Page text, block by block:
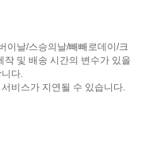
이날/스승의날/빼빼로데이/크
및 배송 시간의 변수가 있을
다.
비스가 지연될 수 있습니다.